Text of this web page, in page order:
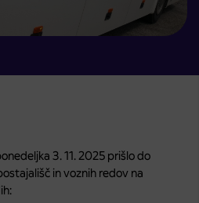
3. 11. 2025 prišlo do
in voznih redov na